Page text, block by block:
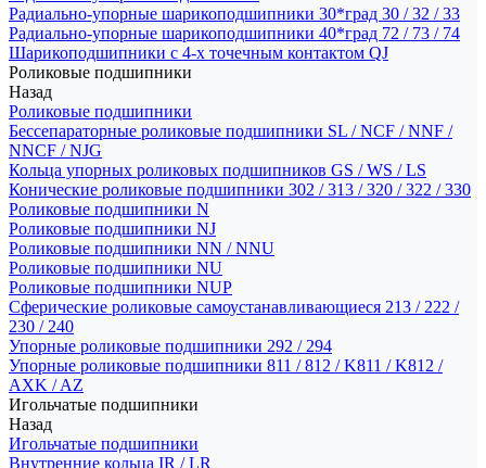
Радиально-упорные шарикоподшипники 30*град 30 / 32 / 33
Радиально-упорные шарикоподшипники 40*град 72 / 73 / 74
Шарикоподшипники с 4-х точечным контактом QJ
Роликовые подшипники
Назад
Роликовые подшипники
Бессепараторные роликовые подшипники SL / NCF / NNF /
NNCF / NJG
Кольца упорных роликовых подшипников GS / WS / LS
Конические роликовые подшипники 302 / 313 / 320 / 322 / 330
Роликовые подшипники N
Роликовые подшипники NJ
Роликовые подшипники NN / NNU
Роликовые подшипники NU
Роликовые подшипники NUP
Сферические роликовые самоустанавливающиеся 213 / 222 /
230 / 240
Упорные роликовые подшипники 292 / 294
Упорные роликовые подшипники 811 / 812 / K811 / K812 /
AXK / AZ
Игольчатые подшипники
Назад
Игольчатые подшипники
Внутренние кольца IR / LR